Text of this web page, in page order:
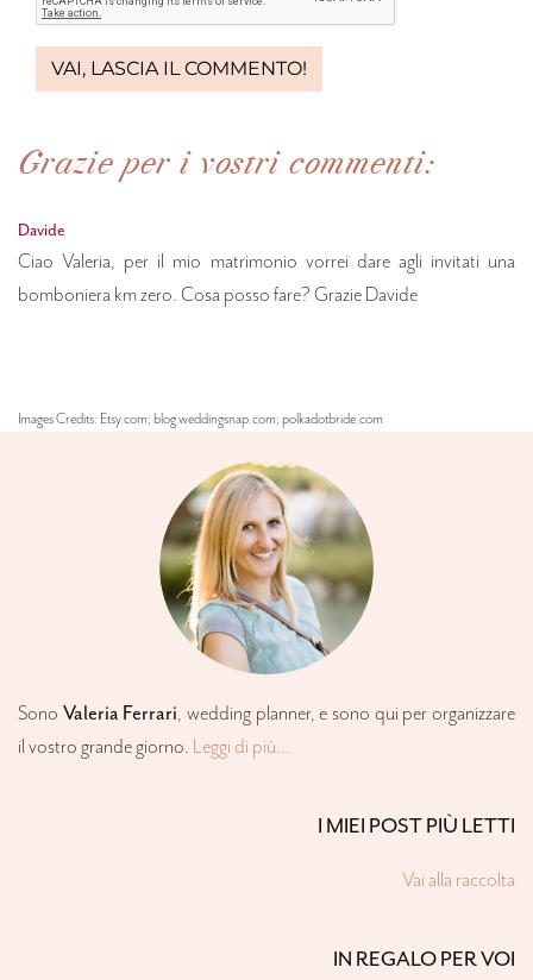
Grazie per i vostri commenti:
Davide
Ciao Valeria, per il mio matrimonio vorrei dare agli invitati una
bomboniera km zero. Cosa posso fare? Grazie Davide
Images Credits: Etsy.com; blog.weddingsnap.com; polkadotbride.com
Sono Valeria Ferrari,wedding planner, e sono qui per organizzare
il vostro grande giorno. Leggi di più...
I MIEI POST PIÙ LETTI
Vai alla raccolta
IN REGALO PER VOI